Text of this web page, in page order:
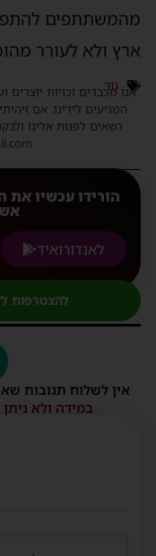
מהמשתתפים
ארץ ולא לעורר
גור
אנו מכבדים זכויות
המגיעים לידינו. אם
רשאים לפנות אלינו
הורידו עכשיו
לאנדורואיד
להצטרפות
אין לשלוח תגובות
במידה ולא